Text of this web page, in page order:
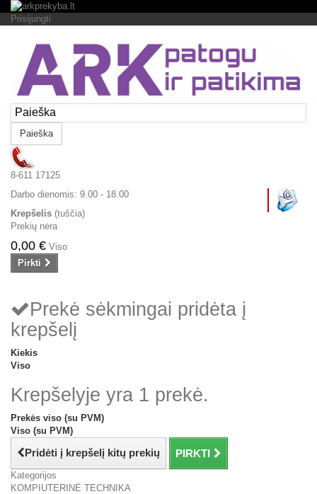
Prisijungti
Paieška
8-611 17125
Darbo dienomis: 9.00 - 18.00
Krepšelis (tuščia)
Prekių nėra
0,00 € Viso
Pirkti
Prekė sėkmingai pridėta į
krepšelį
Kiekis
Viso
Krepšelyje yra 1 prekė.
Prekės viso (su PVM)
Viso (su PVM)
Pridėti į krepšelį kitų prekių PIRKTI
Kategorijos
KOMPIUTERINĖ TECHNIKA